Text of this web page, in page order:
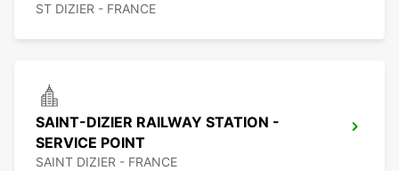
ST DIZIER - FRANCE
SAINT-DIZIER RAILWAY STATION -
SERVICE POINT
SAINT DIZIER - FRANCE